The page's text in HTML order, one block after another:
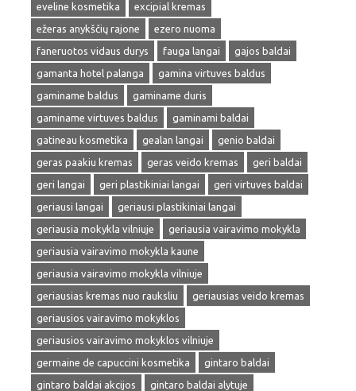
eveline kosmetika
excipial kremas
ežeras anykščių rajone
ezero nuoma
faneruotos vidaus durys
fauga langai
gajos baldai
gamanta hotel palanga
gamina virtuves baldus
gaminame baldus
gaminame duris
gaminame virtuves baldus
gaminami baldai
gatineau kosmetika
gealan langai
genio baldai
geras paakiu kremas
geras veido kremas
geri baldai
geri langai
geri plastikiniai langai
geri virtuves baldai
geriausi langai
geriausi plastikiniai langai
geriausia mokykla vilniuje
geriausia vairavimo mokykla
geriausia vairavimo mokykla kaune
geriausia vairavimo mokykla vilniuje
geriausias kremas nuo rauksliu
geriausias veido kremas
geriausios vairavimo mokyklos
geriausios vairavimo mokyklos vilniuje
germaine de capuccini kosmetika
gintaro baldai
gintaro baldai akcijos
gintaro baldai alytuje